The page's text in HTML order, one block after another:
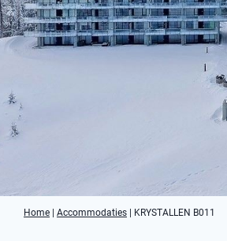
Home Accommodaties KRYSTALLEN B011